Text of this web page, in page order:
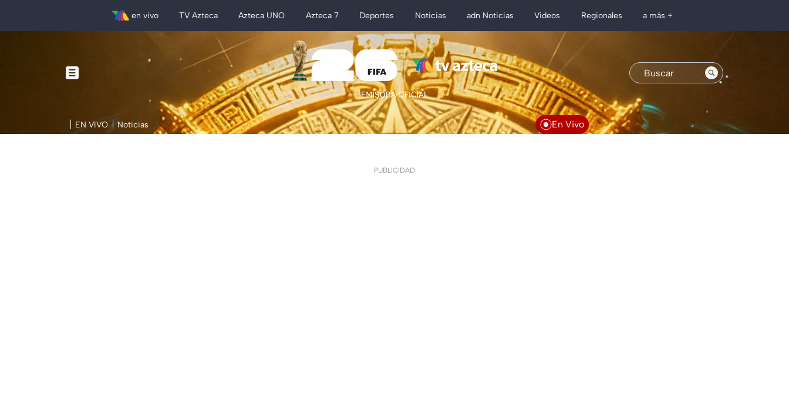
en vivo TV Azteca Azteca UNO Azteca 7 Deportes Noticias adn Noticias Videos Regionales a más +
EN VIVO Noticias En Vivo
PUBLICIDAD